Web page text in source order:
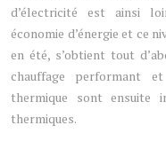
d’électricité est ainsi
économie d’énergie et ce
en été, s’obtient tout
chauffage performant
thermique sont ensuite
thermiques.